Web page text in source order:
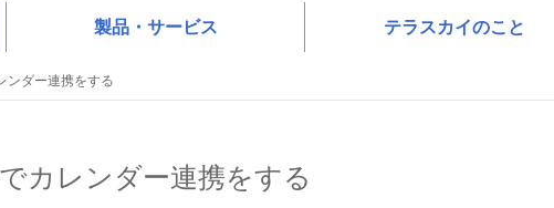
製品・サービス テラスカイのこと
ンダー連携をする
カレンダー連携をする